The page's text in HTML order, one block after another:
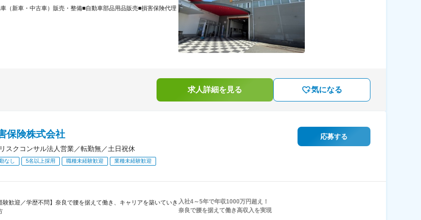
（新車・中古車）販売・整備■自動車部品用品販売■損害保険代理
求人詳細を見る 気になる
保険株式会社
スクコンサル法人営業／転勤無／土日祝休
なし 5名以上採用 職種未経験歓迎 業種未経験歓迎
応募する
験歓迎／学歴不問】奈良で腰を据えて働き、キャリアを築いていき 入社4～5年で年収1000万円超え！
奈良で腰を据えて働き高収入を実現